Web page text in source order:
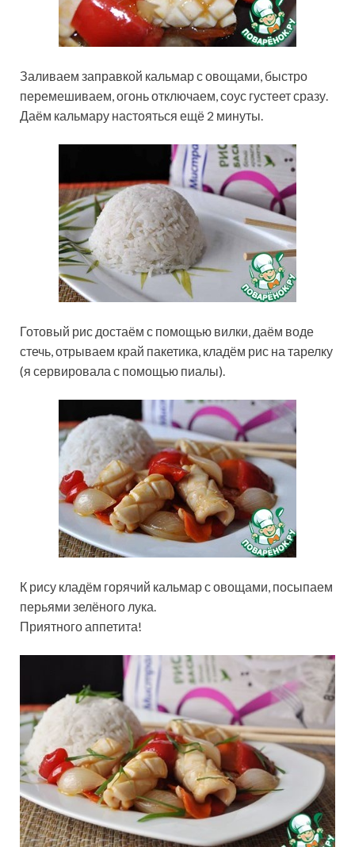
Заливаем заправкой кальмар с овощами, быстро
перемешиваем, огонь отключаем, соус густеет сразу.
Даём кальмару настояться ещё 2 минуты.
Готовый рис достаём с помощью вилки, даём воде
стечь, отрываем край пакетика, кладём рис на тарелку
(я сервировала с помощью пиалы).
К рису кладём горячий кальмар с овощами, посыпаем
перьями зелёного лука.
Приятного аппетита!